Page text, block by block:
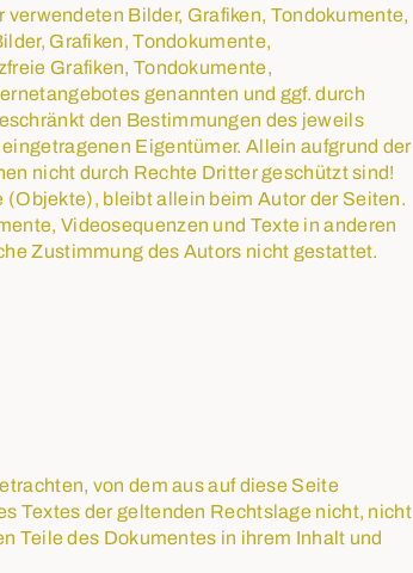
Bilder, Grafiken, Tondokumente,
Grafiken, Tondokumente,
Grafiken, Tondokumente,
genannten und ggf. durch
den Bestimmungen des jeweils
Eigentümer. Allein aufgrund der
nicht durch Rechte Dritter geschützt sind!
bleibt allein beim Autor der Seiten.
Videosequenzen und Texte in anderen
Zustimmung des Autors nicht gestattet.
von dem aus auf diese Seite
Textes der geltenden Rechtslage nicht, nicht
Teile des Dokumentes in ihrem Inhalt und